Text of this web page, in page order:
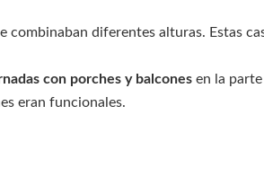
combinaban diferentes alturas. Estas
con porches y balcones en la
eran funcionales.